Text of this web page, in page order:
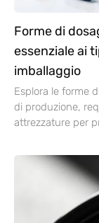
Forme di
essenziale ai
imballaggio
Esplora le forme
di produzione,
attrezzature per